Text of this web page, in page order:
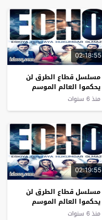
02:18:55
مسلسل قطاع الطرق لن
يحكموا العالم الموسم
السادس الحلقة 5
منذ 6 سنوات
02:19:55
مسلسل قطاع الطرق لن
يحكموا العالم الموسم
السادس الحلقة 3
منذ 6 سنوات